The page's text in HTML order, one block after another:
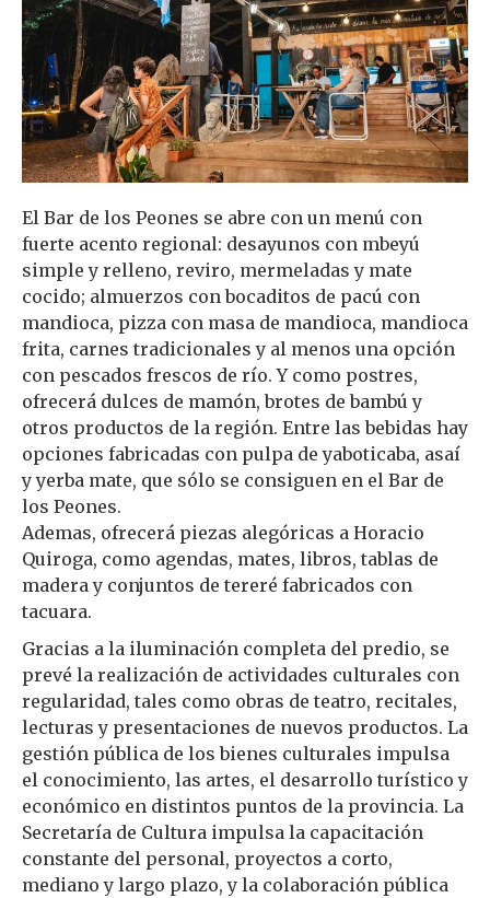
El Bar de los Peones se abre con un menú con
fuerte acento regional: desayunos con mbeyú
simple y relleno, reviro, mermeladas y mate
cocido; almuerzos con bocaditos de pacú con
mandioca, pizza con masa de mandioca, mandioca
frita, carnes tradicionales y al menos una opción
con pescados frescos de río. Y como postres,
ofrecerá dulces de mamón, brotes de bambú y
otros productos de la región. Entre las bebidas hay
opciones fabricadas con pulpa de yaboticaba, asaí
y yerba mate, que sólo se consiguen en el Bar de
los Peones.
Ademas, ofrecerá piezas alegóricas a Horacio
Quiroga, como agendas, mates, libros, tablas de
madera y conjuntos de tereré fabricados con
tacuara.
Gracias a la iluminación completa del predio, se
prevé la realización de actividades culturales con
regularidad, tales como obras de teatro, recitales,
lecturas y presentaciones de nuevos productos. La
gestión pública de los bienes culturales impulsa
el conocimiento, las artes, el desarrollo turístico y
económico en distintos puntos de la provincia. La
Secretaría de Cultura impulsa la capacitación
constante del personal, proyectos a corto,
mediano y largo plazo, y la colaboración pública